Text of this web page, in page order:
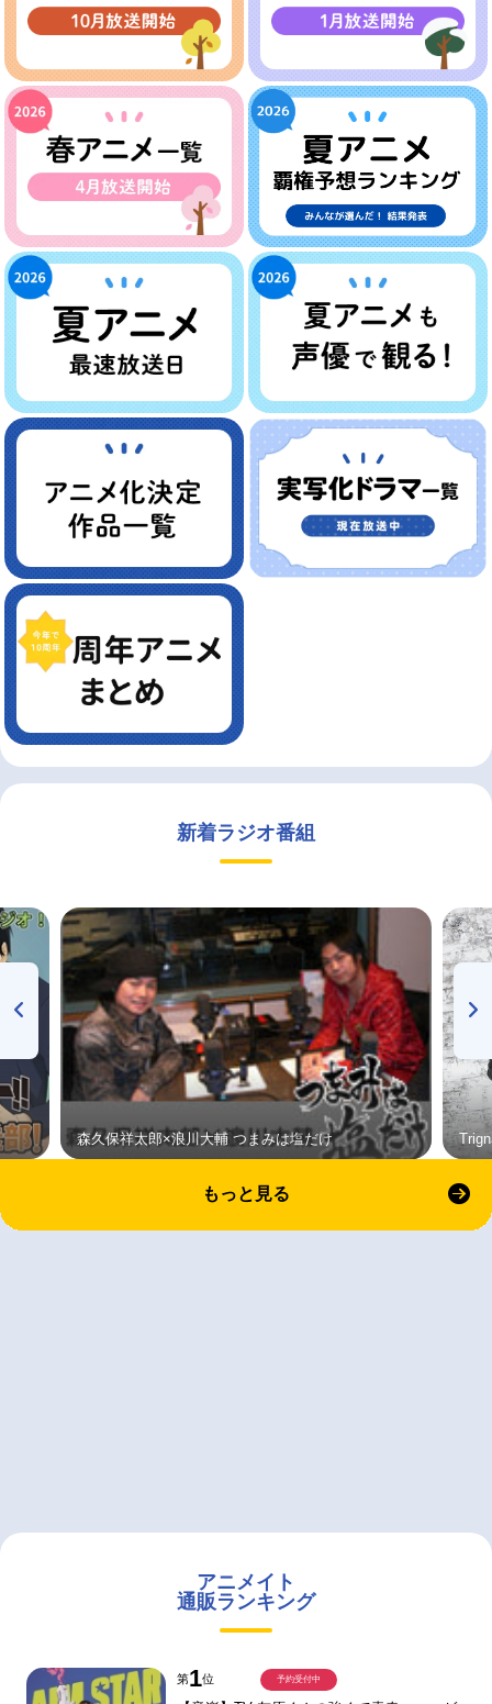
新着ラジオ番組
森久保祥太郎×浪川大輔 つまみは塩だけ
もっと見る
アニメイト
通販ランキング
第1位 予約受付中